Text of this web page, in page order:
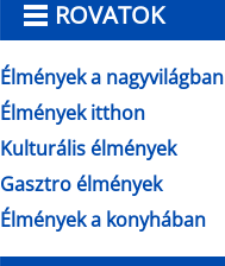
ROVATOK
Élmények a nagyvilágban
Élmények itthon
Kulturális élmények
Gasztro élmények
Élmények a konyhában